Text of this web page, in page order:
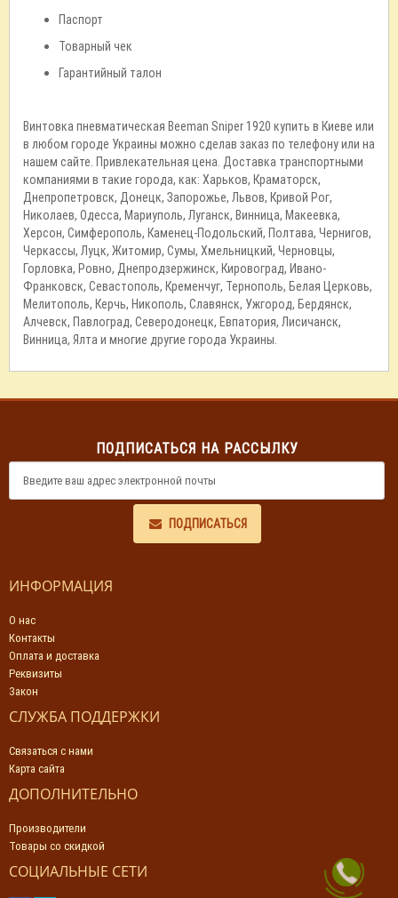
Паспорт
Товарный чек
Гарантийный талон
Винтовка пневматическая Beeman Sniper 1920 купить в Киеве или
в любом городе Украины можно сделав заказ по телефону или на
нашем сайте. Привлекательная цена. Доставка транспортными
компаниями в такие города, как: Харьков, Краматорск,
Днепропетровск, Донецк, Запорожье, Львов, Кривой Рог,
Николаев, Одесса, Мариуполь, Луганск, Винница, Макеевка,
Херсон, Симферополь, Каменец-Подольский, Полтава, Чернигов,
Черкассы, Луцк, Житомир, Сумы, Хмельницкий, Черновцы,
Горловка, Ровно, Днепродзержинск, Кировоград, Ивано-
Франковск, Севастополь, Кременчуг, Тернополь, Белая Церковь,
Мелитополь, Керчь, Никополь, Славянск, Ужгород, Бердянск,
Алчевск, Павлоград, Северодонецк, Евпатория, Лисичанск,
Винница, Ялта и многие другие города Украины.
ПОДПИСАТЬСЯ НА РАССЫЛКУ
ПОДПИСАТЬСЯ
ИНФОРМАЦИЯ
О нас
Контакты
Оплата и доставка
Реквизиты
Закон
СЛУЖБА ПОДДЕРЖКИ
Связаться с нами
Карта сайта
ДОПОЛНИТЕЛЬНО
Производители
Товары со скидкой
СОЦИАЛЬНЫЕ СЕТИ